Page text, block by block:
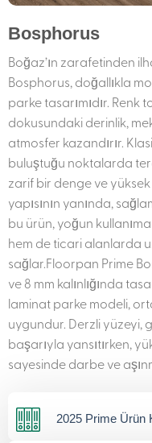
Bosphorus
Boğaz’ın zarafetinden
Bosphorus, doğallıkla
parke tasarımıdır. Renk
dokusundaki derinlik,
atmosfer kazandırır.
buluştuğu noktalarda
zarif bir denge ve yüksek
yapısının yanında,
bu ürün, yoğun
hem de ticari alanlarda
sağlar.Floorpan Prime
ve 8 mm kalınlığında
laminat parke modeli,
uygundur. Derzli yüzeyi,
başarıyla yansıtırken,
sayesinde darbe ve
2025 Prime Ürün